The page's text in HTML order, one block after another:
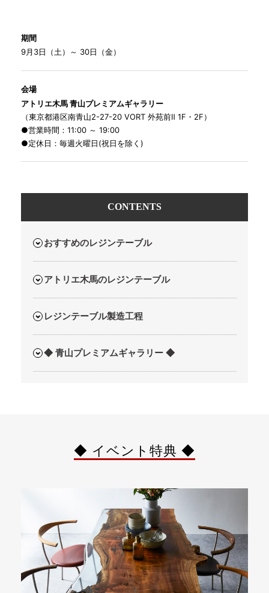
期間
9月3日（土）～ 30日（金）
会場
アトリエ木馬 青山プレミアムギャラリー
（東京都港区南青山2-27-20 VORT 外苑前Ⅱ 1F・2F）
●営業時間：11:00 ～ 19:00
●定休日：毎週火曜日(祝日を除く)
CONTENTS
おすすめのレジンテーブル
アトリエ木馬のレジンテーブル
レジンテーブル製造工程
◆ 青山プレミアムギャラリー ◆
◆ イベント特典 ◆